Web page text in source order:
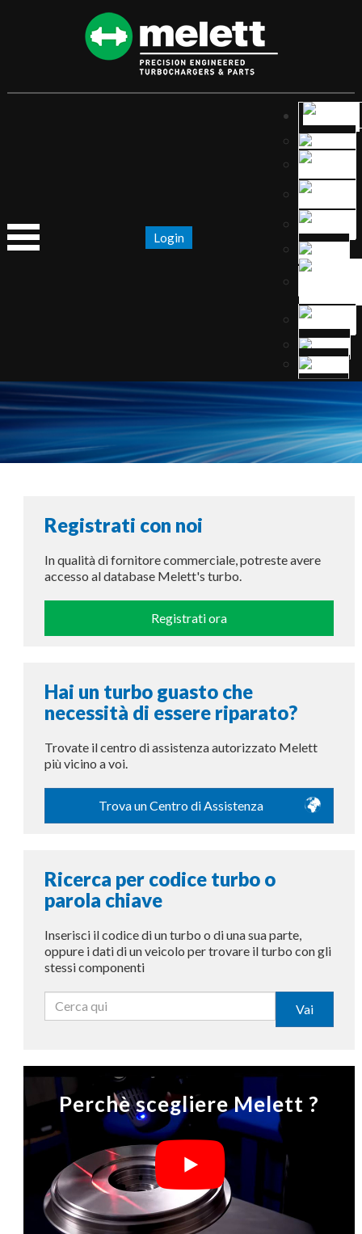
Login
Registrati con noi
In qualità di fornitore commerciale, potreste avere
accesso al database Melett's turbo.
Registrati ora
Hai un turbo guasto che
necessità di essere riparato?
Trovate il centro di assistenza autorizzato Melett
più vicino a voi.
Trova un Centro di Assistenza
Ricerca per codice turbo o
parola chiave
Inserisci il codice di un turbo o di una sua parte,
oppure i dati di un veicolo per trovare il turbo con gli
stessi componenti
Vai
Perchè scegliere Melett ?